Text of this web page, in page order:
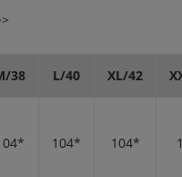
38 L/40 XL/42
104* 104*